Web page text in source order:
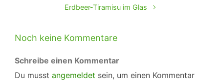
Erdbeer-Tiramisu im Glas
Noch keine Kommentare
Schreibe einen Kommentar
Du musst angemeldet sein, um einen Kommentar